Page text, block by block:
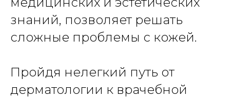
знаний, позволяет решать
сложные проблемы с кожей.
Пройдя нелегкий путь от
дерматологии к врачебной